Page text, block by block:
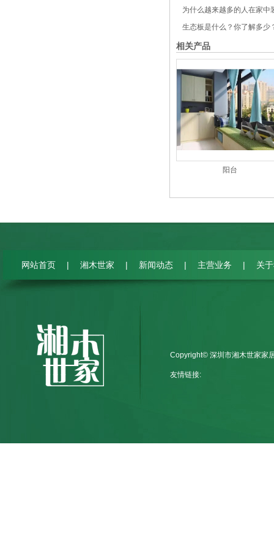
为什么越来越多的人在家中
生态板是什么？你了解多少
相关产品
阳台
网站首页 | 湘木世家 | 新闻动态 | 主营业务 | 关
Copyright© 深圳市湘木世家家
友情链接: